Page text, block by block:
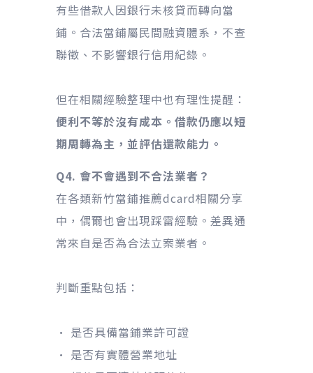
有些借款人因銀行未核貸而轉向當
鋪。合法當鋪屬民間融資體系，不查
聯徵、不影響銀行信用紀錄。
但在相關經驗整理中也有理性提醒：
便利不等於沒有成本。借款仍應以短
期周轉為主，並評估還款能力。
Q4. 會不會遇到不合法業者？
在各類新竹當鋪推薦dcard相關分享
中，偶爾也會出現踩雷經驗。差異通
常來自是否為合法立案業者。
判斷重點包括：
• 是否具備當鋪業許可證
• 是否有實體營業地址